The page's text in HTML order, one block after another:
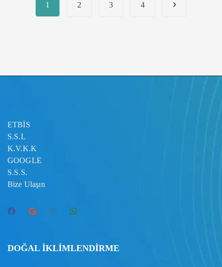
1 2 3 4
ETBİS
S.S.L
K.V.K.K
GOOGLE
S.S.S.
Bize Ulaşın
DOĞAL İKLİMLENDİRME